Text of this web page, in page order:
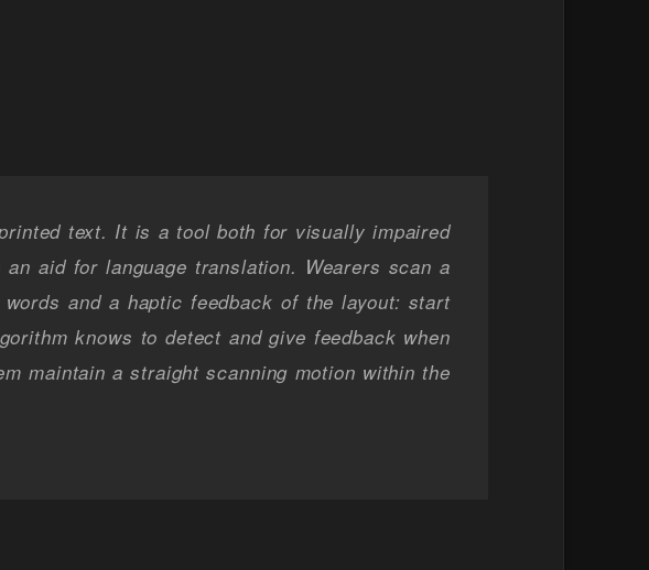
text. It is a tool both for visually impaired
aid for language translation. Wearers scan a
and a haptic feedback of the layout: start
knows to detect and give feedback when
maintain a straight scanning motion within the